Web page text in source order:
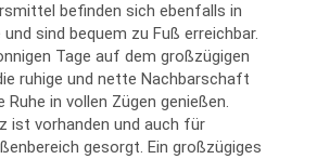
befinden sich ebenfalls in
sind bequem zu Fuß erreichbar.
Tage auf dem großzügigen
ruhige und nette Nachbarschaft
Ruhe in vollen Zügen genießen.
ist vorhanden und auch für
gesorgt. Ein großzügiges